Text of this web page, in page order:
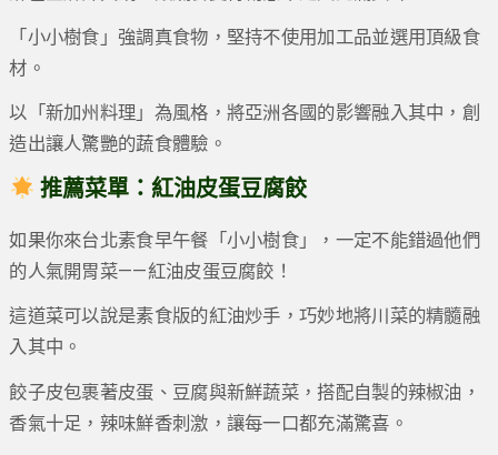
「小小樹食」強調真食物，堅持不使用加工品並選用頂級食
材。
以「新加州料理」為風格，將亞洲各國的影響融入其中，創
造出讓人驚艷的蔬食體驗。
推薦菜單：紅油皮蛋豆腐餃
如果你來台北素食早午餐「小小樹食」，一定不能錯過他們
的人氣開胃菜——紅油皮蛋豆腐餃！
這道菜可以說是素食版的紅油炒手，巧妙地將川菜的精髓融
入其中。
餃子皮包裹著皮蛋、豆腐與新鮮蔬菜，搭配自製的辣椒油，
香氣十足，辣味鮮香刺激，讓每一口都充滿驚喜。